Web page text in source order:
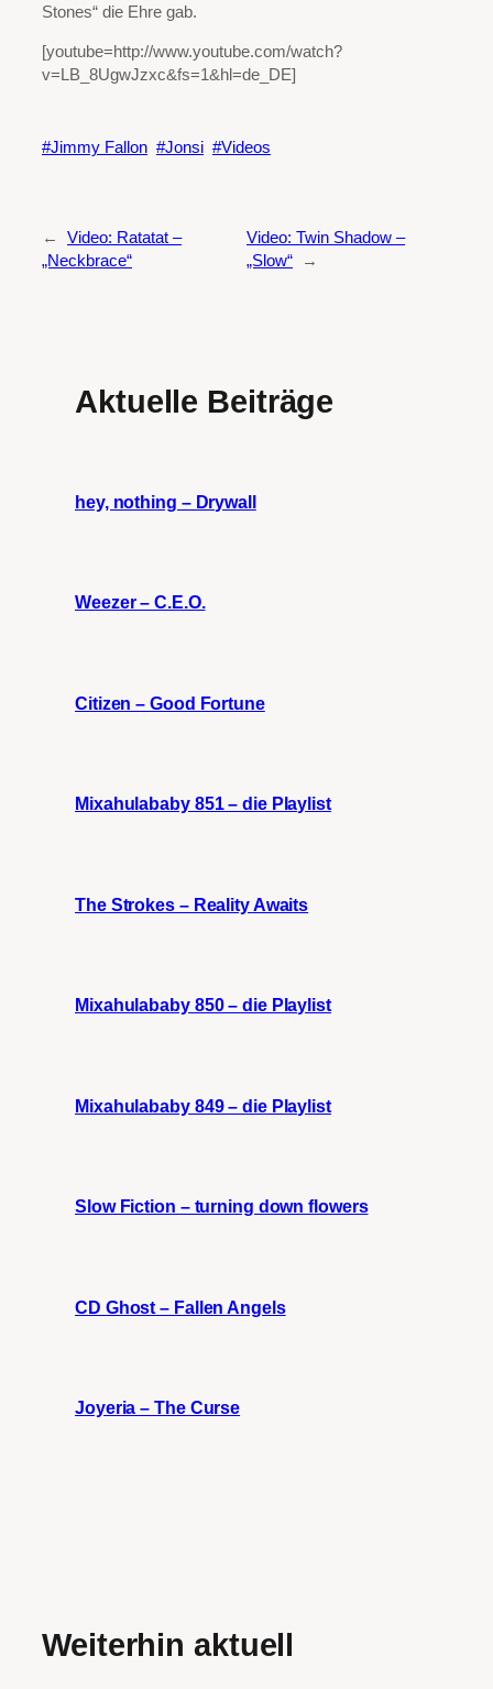
Stones“ die Ehre gab.
[youtube=http://www.youtube.com/watch?
v=LB_8UgwJzxc&fs=1&hl=de_DE]
Jimmy Fallon Jonsi Videos
←
Video: Ratatat –
„Neckbrace“
Video: Twin Shadow –
„Slow“
→
Aktuelle Beiträge
hey, nothing – Drywall
Weezer – C.E.O.
Citizen – Good Fortune
Mixahulababy 851 – die Playlist
The Strokes – Reality Awaits
Mixahulababy 850 – die Playlist
Mixahulababy 849 – die Playlist
Slow Fiction – turning down flowers
CD Ghost – Fallen Angels
Joyeria – The Curse
Weiterhin aktuell